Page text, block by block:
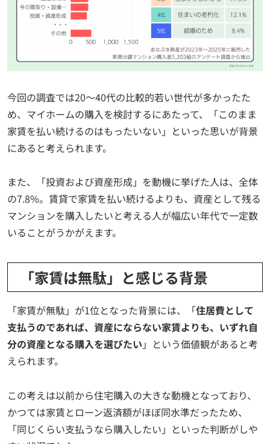
今回の調査では20～40代の比較的若い世代が多かったた
め、マイホームの購入を検討するにあたって、「このまま
家賃を払い続けるのはもったいない」といった思いが背景
にあると考えられます。
また、「投資および資産形成」を動機に挙げた人は、全体
の7.8%。賃貸で家賃を払い続けるよりも、資産として残る
マンションを購入したいと考える人が幅広い年代で一定数
いることがうかがえます。
「家賃は無駄」と感じる背景
「家賃が無駄」が1位となった背景には、「住居費として
支払うのであれば、資産にならない家賃よりも、いずれ自
分の資産となる購入を選びたい 」という価値観があると考
えられます。
この考えは以前から住宅購入の大きな動機となっており、
かつては家賃とローン返済額がほぼ同水準だったため、
「同じくらい支払うなら購入したい」といった判断がしや